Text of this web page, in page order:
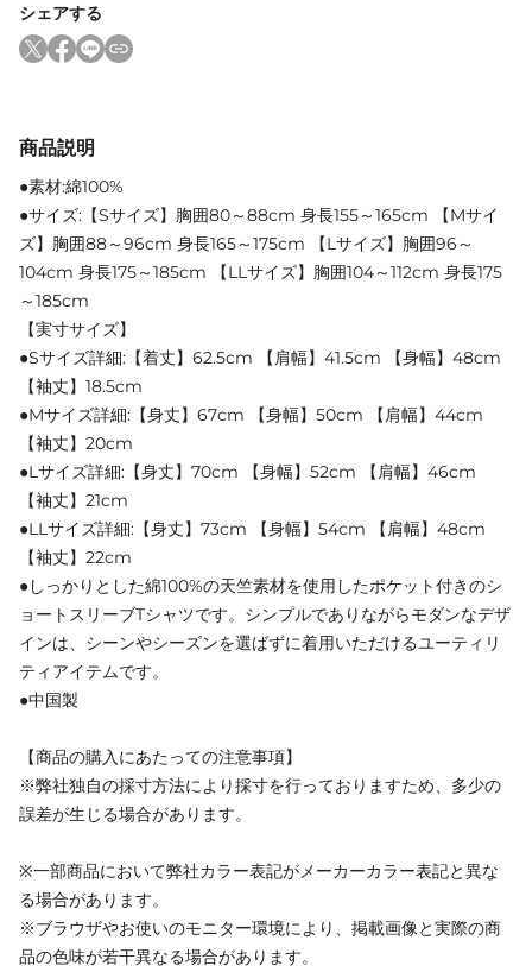
シェアする
商品説明
●素材:綿100%
●サイズ:【Sサイズ】胸囲80～88cm 身長155～165cm 【Mサイ
ズ】胸囲88～96cm 身長165～175cm 【Lサイズ】胸囲96～
104cm 身長175～185cm 【LLサイズ】胸囲104～112cm 身長175
～185cm
【実寸サイズ】
●Sサイズ詳細:【着丈】62.5cm 【肩幅】41.5cm 【身幅】48cm
【袖丈】18.5cm
●Mサイズ詳細:【身丈】67cm 【身幅】50cm 【肩幅】44cm
【袖丈】20cm
●Lサイズ詳細:【身丈】70cm 【身幅】52cm 【肩幅】46cm
【袖丈】21cm
●LLサイズ詳細:【身丈】73cm 【身幅】54cm 【肩幅】48cm
【袖丈】22cm
●しっかりとした綿100%の天竺素材を使用したポケット付きのシ
ョートスリーブTシャツです。シンプルでありながらモダンなデザ
インは、シーンやシーズンを選ばずに着用いただけるユーティリ
ティアイテムです。
●中国製
【商品の購入にあたっての注意事項】
※弊社独自の採寸方法により採寸を行っておりますため、多少の
誤差が生じる場合があります。
※一部商品において弊社カラー表記がメーカーカラー表記と異な
る場合があります。
※ブラウザやお使いのモニター環境により、掲載画像と実際の商
品の色味が若干異なる場合があります。